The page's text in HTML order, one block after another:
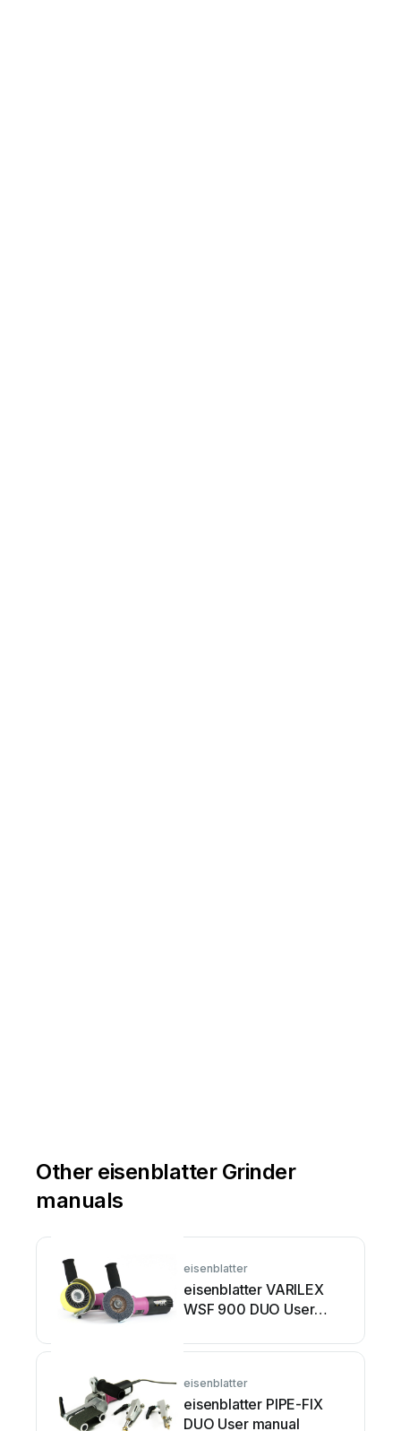
Other eisenblatter Grinder
manuals
eisenblatter
eisenblatter VARILEX
WSF 900 DUO User
eisenblatter
eisenblatter PIPE-FIX
DUO User manual